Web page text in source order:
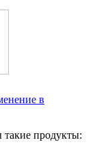
в
продукты: